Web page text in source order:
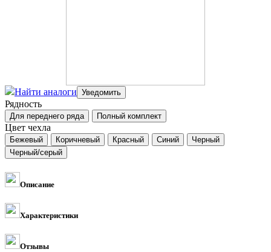
Найти аналоги
Рядность
Цвет чехла
Описание
Характеристики
Отзывы